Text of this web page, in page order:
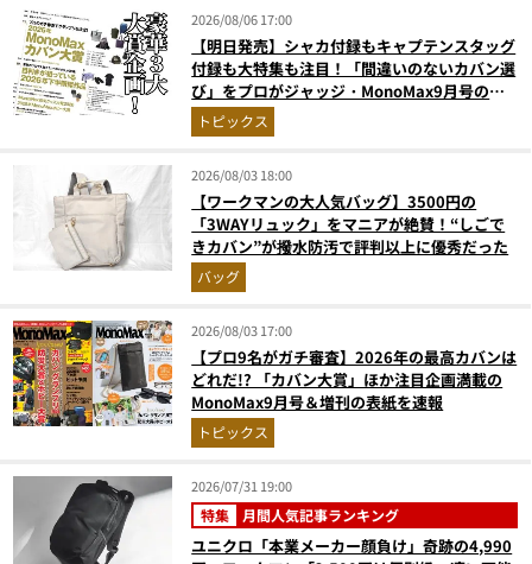
2026/08/06 17:00
【明日発売】シャカ付録もキャプテンスタッグ
付録も大特集も注目！「間違いのないカバン選
び」をプロがジャッジ・MonoMax9月号の目
次を公開
トピックス
2026/08/03 18:00
【ワークマンの大人気バッグ】3500円の
「3WAYリュック」をマニアが絶賛！“しごで
きカバン”が撥水防汚で評判以上に優秀だった
バッグ
2026/08/03 17:00
【プロ9名がガチ審査】2026年の最高カバンは
どれだ!? 「カバン大賞」ほか注目企画満載の
MonoMax9月号＆増刊の表紙を速報
トピックス
2026/07/31 19:00
特集 月間人気記事ランキング
ユニクロ「本業メーカー顔負け」奇跡の4,990